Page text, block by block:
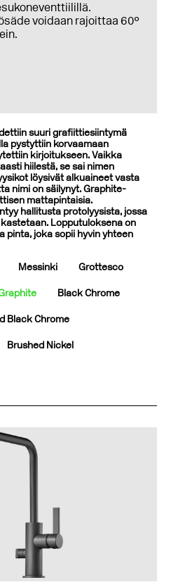
voidaan rajoittaa 60°
suuri grafiittiesiintymä
pystyttiin korvaamaan
kirjoitukseen. Vaikka
hiilestä, se sai nimen
löysivät alkuaineet vasta
nimi on säilynyt. Graphite-
mattapintaisia.
hallitusta protolyysista, jossa
Lopputuloksena on
pinta, joka sopii hyvin yhteen
Messinki Grottesco
Black Chrome
Black Chrome
Brushed Nickel